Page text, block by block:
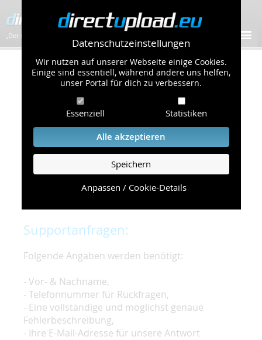
Datenschutzeinstellungen
Wir nutzen auf unserer Webseite einige Cookies.
Einige sind essentiell, während andere uns helfen,
unser Portal für dich zu verbessern.
Essenziell Statistiken
Alle akzeptieren
Speichern
Anpassen / Cookie-Details
„Der schnellste Bilder-Hoster im Web!”
Kontakt & Support
Um eine schnelle und unkomplizierte
Bearbeitung Ihres Problems zu gewährleisten,
bitten wir Sie,
folgende Punkte zu beachten und einzuhalten.
Die schnellste Hilfe finden Sie auf unserer
Seite, die die häufig gestellten Fragen
Supportanfragen:
Folgende Angaben werden benötigt:
- Vor- & Nachname,
- Telefonnummer für Rückfragen,
- Eine vollständige und möglichst genaue
Fehlerbeschreibung,
- Ihre E-Mail-Adresse für unsere Antwort